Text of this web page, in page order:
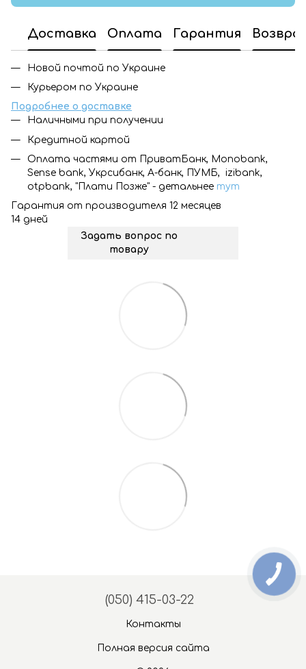
Доставка Оплата Гарантия
Новой почтой по Украине
Курьером по Украине
Подробнее о доставке
Наличными при получении
Кредитной картой
Оплата частями от ПриватБанк, Monobank,
Sense bank, Укрсибанк, А-банк, ПУМБ, izibank,
otpbank, "Плати Позже" - детальнее тут
Гарантия от производителя 12 месяцев
14 дней
Задать вопрос по
товару
(050) 415-03-22
Контакты
Полная версия сайта